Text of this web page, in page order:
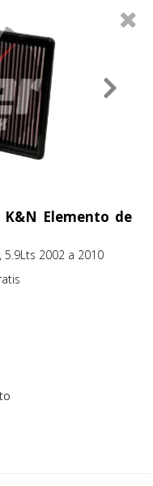
0
Elemento de
5.9Lts 2002 a 2010